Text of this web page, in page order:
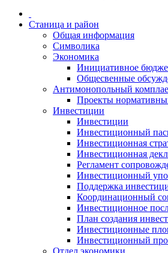
Станица и район
Общая информация
Символика
Экономика
Инициативное
Общесвенные
Антимонопольный
Проекты
Инвестиции
Инвестиции
Инвестиционный
Инвестиционная
Инвестиционная
Регламент
Инвестиционный
Поддержка
Координационный
Инвестиционное
План создания
Инвестиционные
Инвестиционный
Отдел экономики